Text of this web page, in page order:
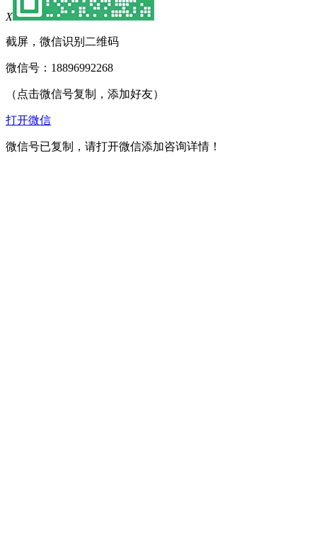
X
截屏，微信识别二维码
微信号： 18896992268
（点击微信号复制，添加好友）
打开微信
微信号已复制，请打开微信添加咨询详情！